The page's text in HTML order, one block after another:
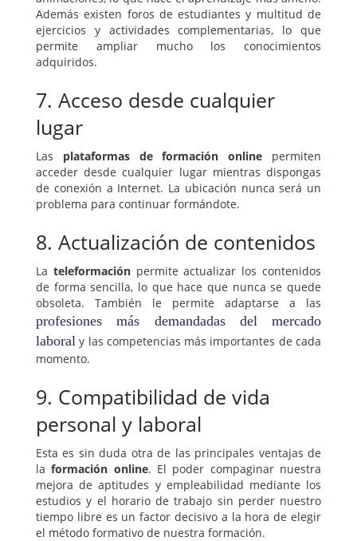
Además existen foros de estudiantes y multitud de
ejercicios y actividades complementarias, lo que
permite ampliar mucho los conocimientos
adquiridos.
7. Acceso desde cualquier
lugar
Las plataformas de formación online permiten
acceder desde cualquier lugar mientras dispongas
de conexión a Internet. La ubicación nunca será un
problema para continuar formándote.
8. Actualización de contenidos
La teleformaciónpermite actualizar los contenidos
de forma sencilla, lo que hace que nunca se quede
obsoleta. También le permite adaptarse a las
profesiones más demandadas del mercado
laboral y las competencias más importantes de cada
momento.
9. Compatibilidad de vida
personal y laboral
Esta es sin duda otra de las principales ventajas de
laformación online. El poder compaginar nuestra
mejora de aptitudes y empleabilidad mediante los
estudios y el horario de trabajo sin perder nuestro
tiempo libre es un factor decisivo a la hora de elegir
el método formativo de nuestra formación.